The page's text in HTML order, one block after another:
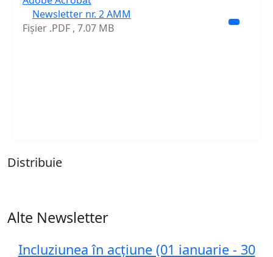
Newsletter nr. 2 AMM
Fișier .PDF , 7.07 MB
Distribuie
Alte Newsletter
Incluziunea în acțiune (01 ianuarie - 30